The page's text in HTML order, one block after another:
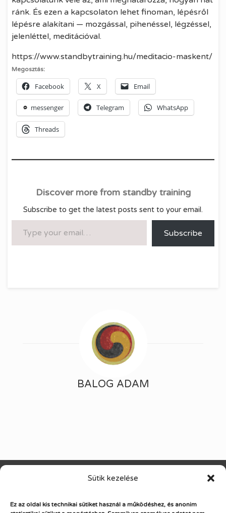
Sütik kezelése
Ez az oldal kis technikai sütiket használ a működéshez, és anonim
ránk. És ezen a kapcsolaton lehet finoman, lépésről
lépésre alakítani — mozgással, pihenéssel, légzéssel,
jelenléttel, meditációval.
https://www.standbytraining.hu/meditacio-maskent/
Megosztás:
Facebook X Email
messenger Telegram WhatsApp
Threads
Discover more from standby training
Subscribe to get the latest posts sent to your email.
Type your email…
Subscribe
BALOG ADAM
Készen a változásra